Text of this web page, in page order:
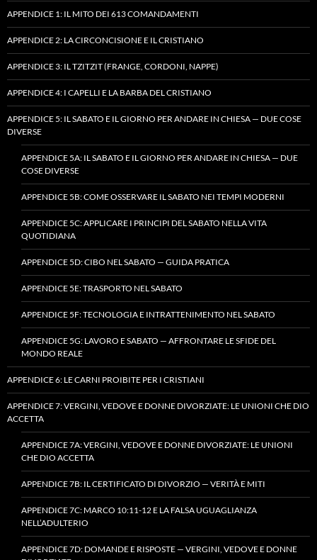
APPENDICE 1: IL MITO DEI 613 COMANDAMENTI
APPENDICE 2: LA CIRCONCISIONE E IL CRISTIANO
APPENDICE 3: IL TZITZIT (FRANGE, CORDONI, NAPPE)
APPENDICE 4: I CAPELLI E LA BARBA DEL CRISTIANO
APPENDICE 5: IL SABATO E IL GIORNO PER ANDARE IN CHIESA — DUE COSE
DIVERSE
APPENDICE 5A: IL SABATO E IL GIORNO PER ANDARE IN CHIESA — DUE
COSE DIVERSE
APPENDICE 5B: COME OSSERVARE IL SABATO NEI TEMPI MODERNI
APPENDICE 5C: APPLICARE I PRINCIPI DEL SABATO NELLA VITA
QUOTIDIANA
APPENDICE 5D: CIBO NEL SABATO — GUIDA PRATICA
APPENDICE 5E: TRASPORTO NEL SABATO
APPENDICE 5F: TECNOLOGIA E INTRATTENIMENTO NEL SABATO
APPENDICE 5G: LAVORO E SABATO — AFFRONTARE LE SFIDE DEL
MONDO REALE
APPENDICE 6: LE CARNI PROIBITE PER I CRISTIANI
APPENDICE 7: VERGINI, VEDOVE E DONNE DIVORZIATE: LE UNIONI CHE DIO
ACCETTA
APPENDICE 7A: VERGINI, VEDOVE E DONNE DIVORZIATE: LE UNIONI
CHE DIO ACCETTA
APPENDICE 7B: IL CERTIFICATO DI DIVORZIO — VERITÀ E MITI
APPENDICE 7C: MARCO 10:11-12 E LA FALSA UGUAGLIANZA
NELL’ADULTERIO
APPENDICE 7D: DOMANDE E RISPOSTE — VERGINI, VEDOVE E DONNE